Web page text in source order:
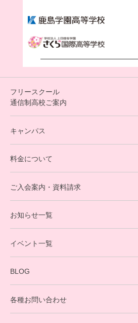
フリースクール
通信制高校ご案内
オンラインコース
eスポーツコース
就労支援コース
英会話・海外留学コース
寮生活サポート
卒業生の今
キャンパス
料金について
ご入会案内・資料請求
お知らせ一覧
イベント一覧
BLOG
各種お問い合わせ